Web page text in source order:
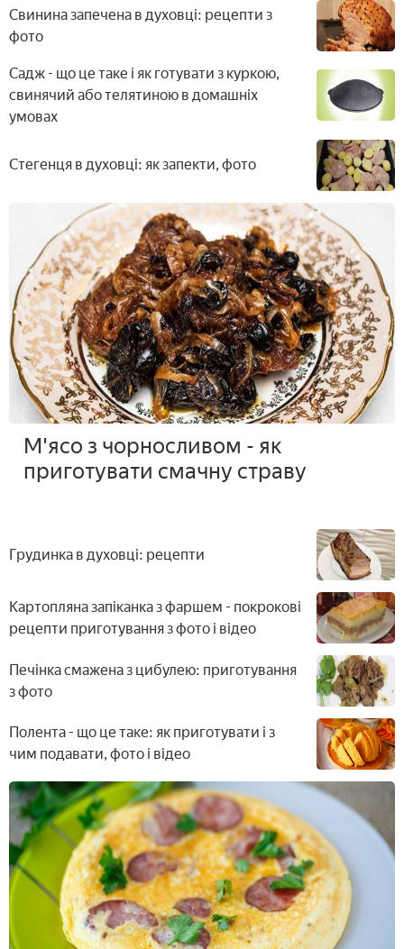
Свинина запечена в духовці: рецепти з
фото
Садж - що це таке і як готувати з куркою,
свинячий або телятиною в домашніх
умовах
Стегенця в духовці: як запекти, фото
М'ясо з чорносливом - як
приготувати смачну страву
Грудинка в духовці: рецепти
Картопляна запіканка з фаршем - покрокові
рецепти приготування з фото і відео
Печінка смажена з цибулею: приготування
з фото
Полента - що це таке: як приготувати і з
чим подавати, фото і відео